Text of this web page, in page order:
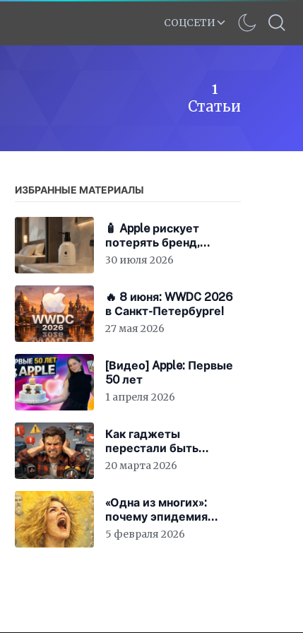
СОЦСЕТИ
1
Статьи
ИЗБРАННЫЕ МАТЕРИАЛЫ
🧴 Apple рискует
потерять бренд,
экономя на «мыле»
30 июля 2026
🔥 8 июня: WWDC 2026
в Санкт-Петербурге!
27 мая 2026
[Видео] Apple: Первые
50 лет
1 апреля 2026
Как гаджеты
перестали быть
просто устройствами и
20 марта 2026
«Одна из многих»:
почему эпидемия
счастья страшнее
5 февраля 2026